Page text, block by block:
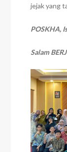
jejak yang
POSKHA,
Salam